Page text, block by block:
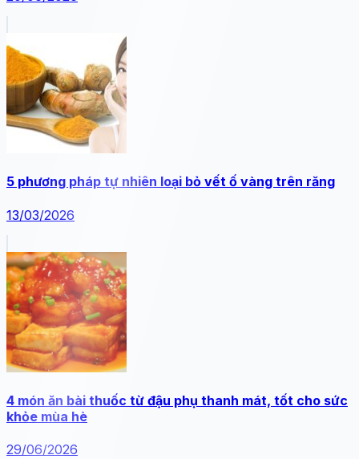
5 phương pháp tự nhiên loại bỏ vết ố vàng trên răng
13/03/2026
4 món ăn bài thuốc từ đậu phụ thanh mát, tốt cho sức
khỏe mùa hè
29/06/2026